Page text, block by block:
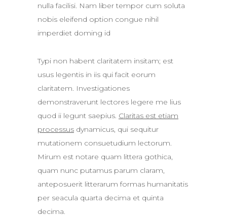
nulla facilisi. Nam liber tempor cum soluta
nobis eleifend option congue nihil
imperdiet doming id
Typi non habent claritatem insitam; est
usus legentis in iis qui facit eorum
claritatem. Investigationes
demonstraverunt lectores legere me lius
quod ii legunt saepius. Claritas est etiam
processus dynamicus, qui sequitur
mutationem consuetudium lectorum.
Mirum est notare quam littera gothica,
quam nunc putamus parum claram,
anteposuerit litterarum formas humanitatis
per seacula quarta decima et quinta
decima.